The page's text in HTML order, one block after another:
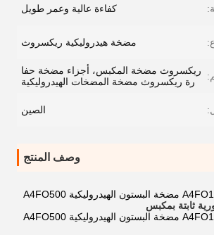
كفاءة عالية وعمر طويل
مضخة هيدروليكية ريكسروث
ريكسروث مضخة المكبس، أجزاء مضخة حفا
رة ريكسروث مضخة المضخات الهيدروليكية
الصين
وصف المنتج
A4FO125 30R-PPB25N00 مضخة البستون الهيدروليكية A4FO500
ثابتة بمكبس
A4FO125 30R-PPB25N00 مضخة البستون الهيدروليكية A4FO500